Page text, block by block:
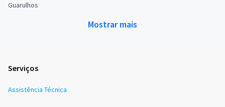
Guarulhos
Mostrar mais
Serviços
Assistência Técnica